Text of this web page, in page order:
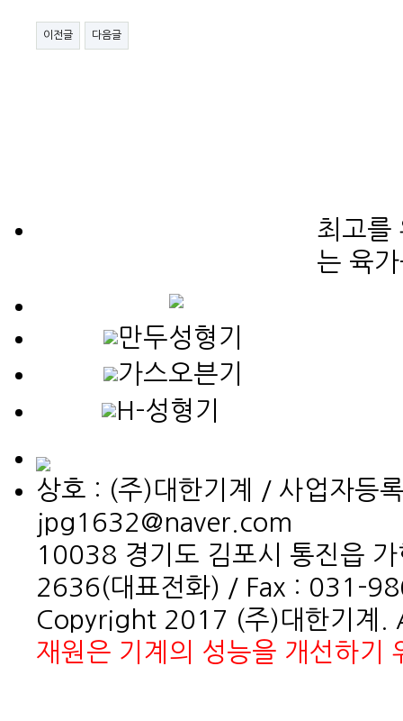
이전글 다음글
최고를
는 육
만두성형기
가스오븐기
H-성형기
상호 : (주)대한기계 / 사업자
jpg1632@naver.com
10038 경기도 김포시 통진읍
2636(대표전화) / Fax : 031-
Copyright 2017 (주)대한기계.
재원은 기계의 성능을 개선하기